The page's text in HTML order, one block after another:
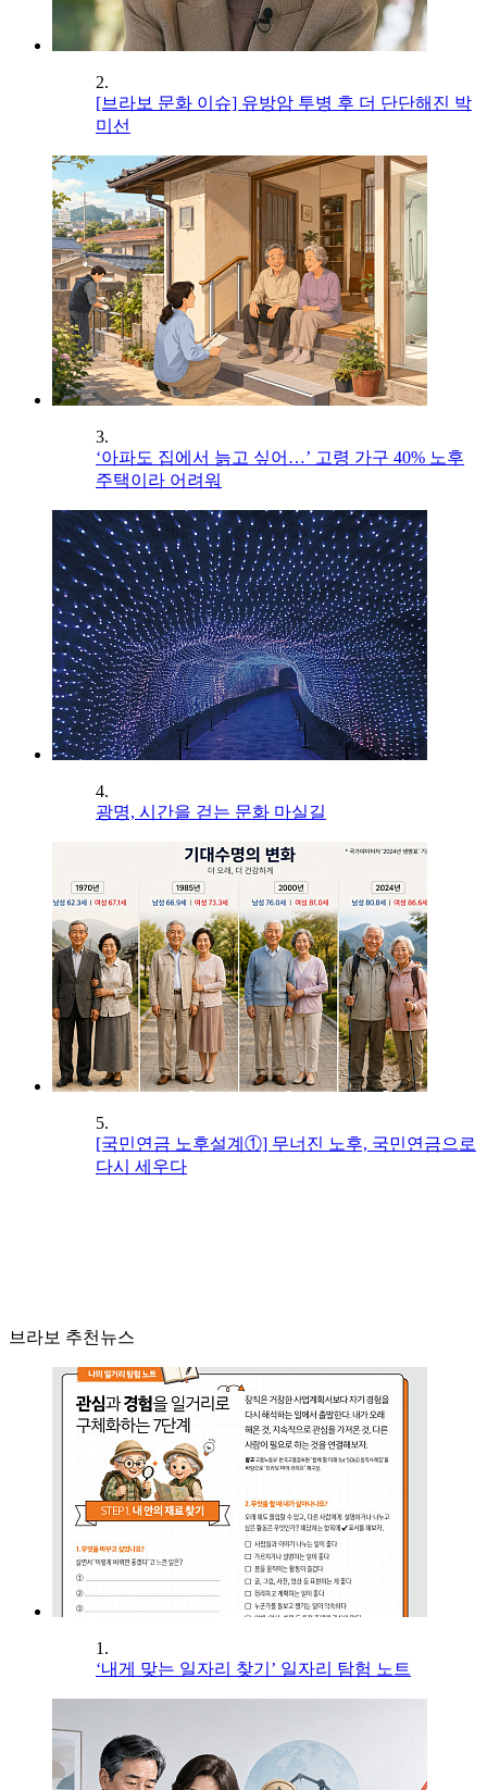
2.
[브라보 문화 이슈] 유방암 투병 후 더 단단해진 박
미선
3.
‘아파도 집에서 늙고 싶어…’ 고령 가구 40% 노후
주택이라 어려워
4.
광명, 시간을 걷는 문화 마실길
5.
[국민연금 노후설계①] 무너진 노후, 국민연금으로
다시 세우다
브라보 추천뉴스
1.
‘내게 맞는 일자리 찾기’ 일자리 탐험 노트